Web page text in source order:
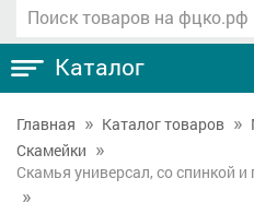
Каталог
Главная Каталог товаров
Скамейки
Скамья универсал, со спинкой